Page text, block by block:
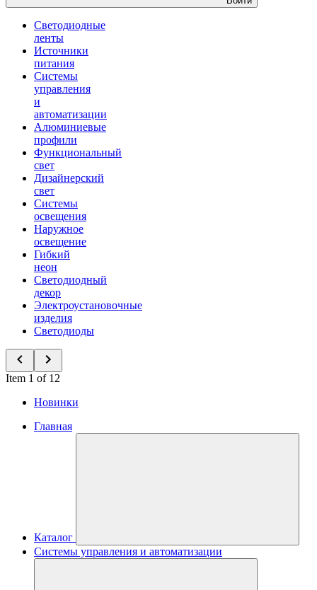
Светодиодные
ленты
Источники
питания
Системы
управления
и
автоматизации
Алюминиевые
профили
Функциональный
свет
Дизайнерский
свет
Системы
освещения
Наружное
освещение
Гибкий
неон
Светодиодный
декор
Электроустановочные
изделия
Светодиоды
Item 1 of 12
Новинки
Главная
Каталог
Системы управления и автоматизации